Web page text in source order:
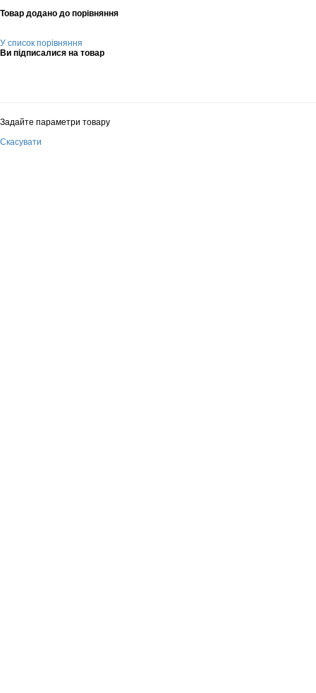
Товар додано до порівняння
У список порівняння
Ви підписалися на товар
Задайте параметри товару
Скасувати